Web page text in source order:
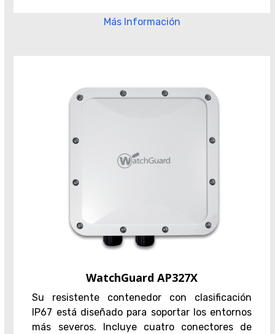
Más Información
WatchGuard AP327X
Su resistente contenedor con clasificación
IP67 está diseñado para soportar los entornos
más severos. Incluye cuatro conectores de